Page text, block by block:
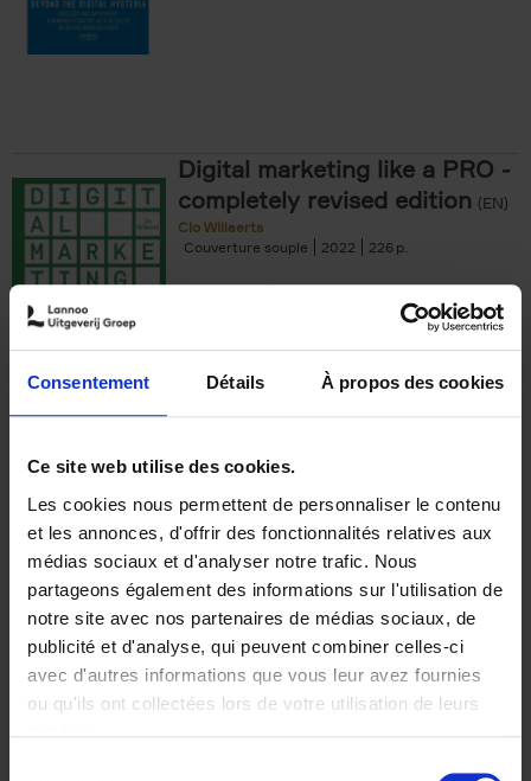
Consentement Détails À propos des cookies
Ce site web utilise des cookies.
Les cookies nous permettent de personnaliser le contenu
et les annonces, d'offrir des fonctionnalités relatives aux
médias sociaux et d'analyser notre trafic. Nous
partageons également des informations sur l'utilisation de
notre site avec nos partenaires de médias sociaux, de
publicité et d'analyse, qui peuvent combiner celles-ci
avec d'autres informations que vous leur avez fournies
ou qu'ils ont collectées lors de votre utilisation de leurs
Digital marketing like a PRO -
completely revised edition (EN)
Clo Willaerts
Couverture souple
2022 226
€35,50
The Offer You Can't
Refuse
Steven Van Belleghem
Couverture souple
2020 256
€37,50